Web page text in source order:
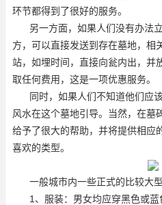
环节都得到了很好的服务。
另一方面，如果人们没有办法
方，可以直接发送到存在墓地，相
站，如埋时间，直接向瓮内出，并
取任何费用，这是一项优惠服务。
同时，如果人们不知道他们应
风水在这个墓地引导。当然，在墓
给予了很大的帮助，并将提供相应
喜欢的类型。
一般城市内一些正式的比较大
1、服装：男女均应穿黑色或